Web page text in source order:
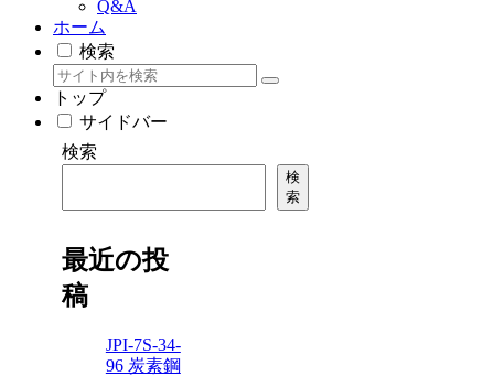
Q&A
ホーム
検索
トップ
サイドバー
検索
検
索
最近の投
稿
JPI-7S-34-
96 炭素鋼